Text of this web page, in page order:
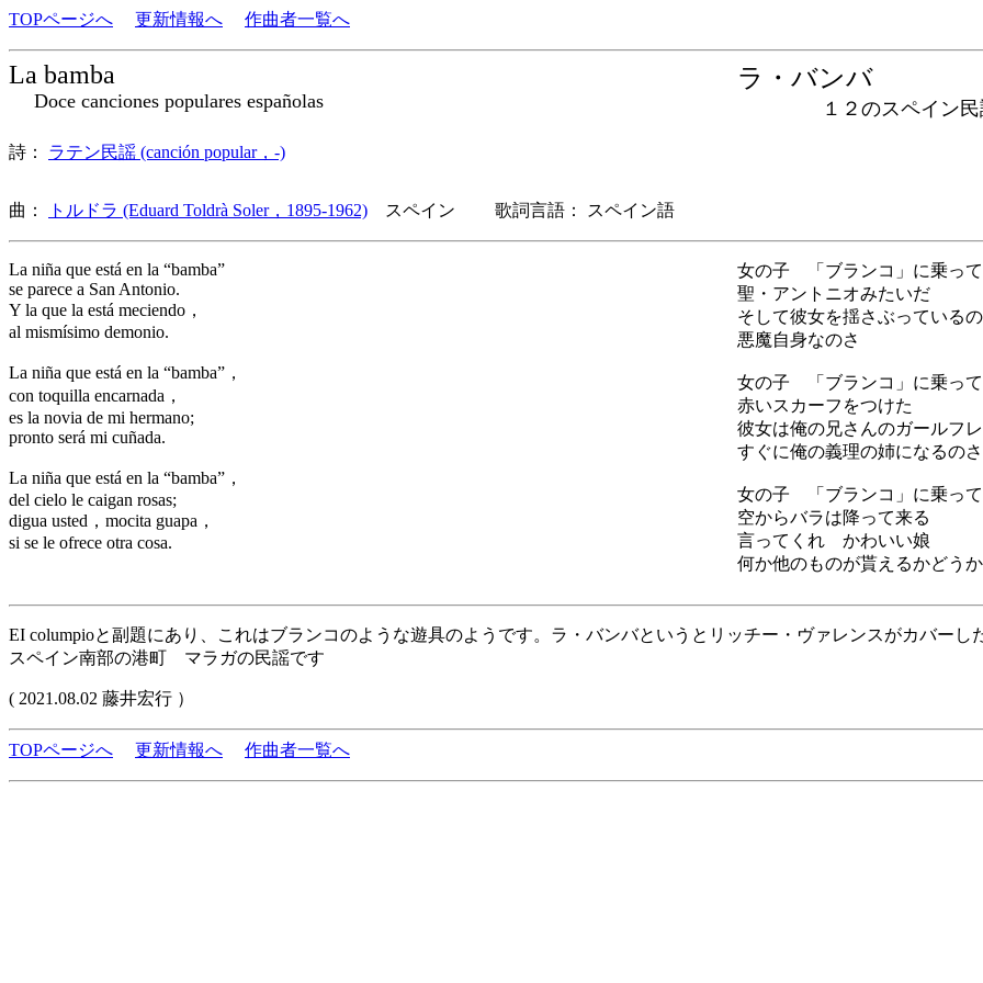
TOPページへ 更新情報へ 作曲者一覧へ
La bamba
Doce canciones populares españolas
ラ・バンバ
１２のスペイン民
詩： ラテン民謡 (canción popular，-)
曲： トルドラ (Eduard Toldrà Soler，1895-1962) スペイン 歌詞言語： スペイン語
La niña que está en la “bamba”
se parece a San Antonio.
Y la que la está meciendo，
al mismísimo demonio.
La niña que está en la “bamba”，
con toquilla encarnada，
es la novia de mi hermano;
pronto será mi cuñada.
La niña que está en la “bamba”，
del cielo le caigan rosas;
digua usted，mocita guapa，
si se le ofrece otra cosa.
女の子 「ブランコ」に乗っ
聖・アントニオみたいだ
そして彼女を揺さぶっている
悪魔自身なのさ
女の子 「ブランコ」に乗っ
赤いスカーフをつけた
彼女は俺の兄さんのガールフ
すぐに俺の義理の姉になるのさ
女の子 「ブランコ」に乗っ
空からバラは降って来る
言ってくれ かわいい娘
何か他のものが貰えるかどうか
EI columpioと副題にあり、これはブランコのような遊具のようです。ラ・バンバというとリッチー・ヴァレンスがカバー
スペイン南部の港町 マラガの民謡です
( 2021.08.02 藤井宏行 ）
TOPページへ 更新情報へ 作曲者一覧へ